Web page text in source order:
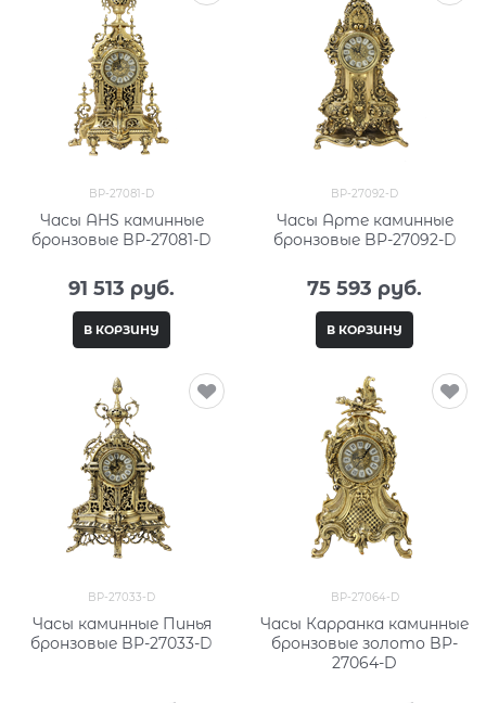
BP-27081-D
Часы AHS каминные
бронзовые BP-27081-D
91 513 руб.
В КОРЗИНУ
BP-27092-D
Часы Арте каминные
бронзовые BP-27092-D
75 593 руб.
В КОРЗИНУ
BP-27033-D
Часы каминные Пинья
бронзовые BP-27033-D
BP-27064-D
Часы Карранка каминные
бронзовые золото BP-
27064-D